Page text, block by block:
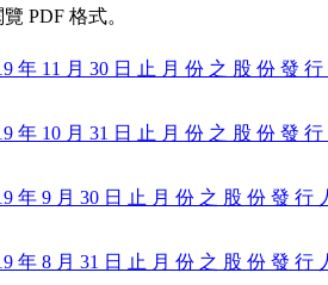
PDF 格式。
年 11 月 30 日 止 月 份 之 股 份 發
年 10 月 31 日 止 月 份 之 股 份 發
年 9 月 30 日 止 月 份 之 股 份 發 行
年 8 月 31 日 止 月 份 之 股 份 發 行